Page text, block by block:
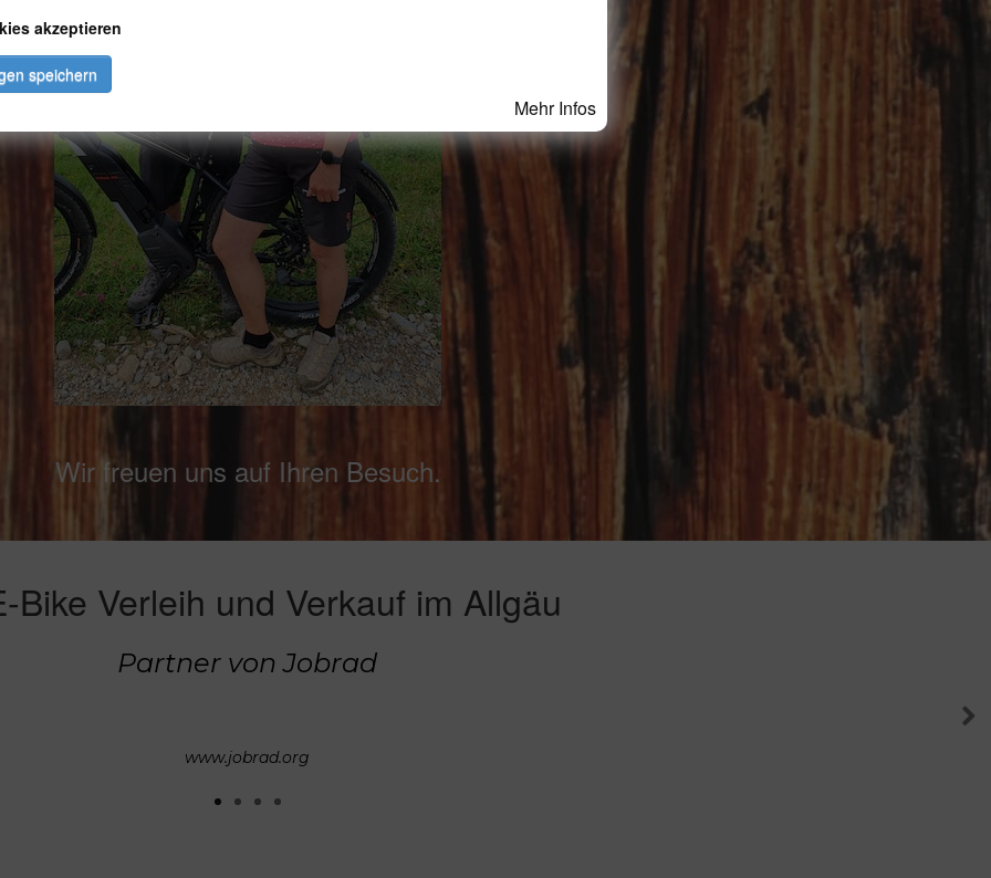
Wir freuen uns auf Ihren Besuch.
Bike Verleih und Verkauf im Allgäu
Partner von Jobrad
www.jobrad.org
akzeptieren
speichern
Mehr Infos